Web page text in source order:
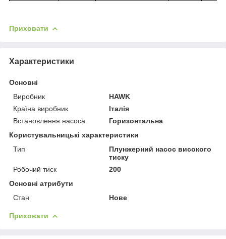
Приховати
Характеристики
Основні
Виробник
HAWK
Країна виробник
Італія
Встановлення насоса
Горизонтальна
Користувальницькі характеристики
Тип
Плунжерний насос високого
тиску
Робочий тиск
200
Основні атрибути
Стан
Нове
Приховати